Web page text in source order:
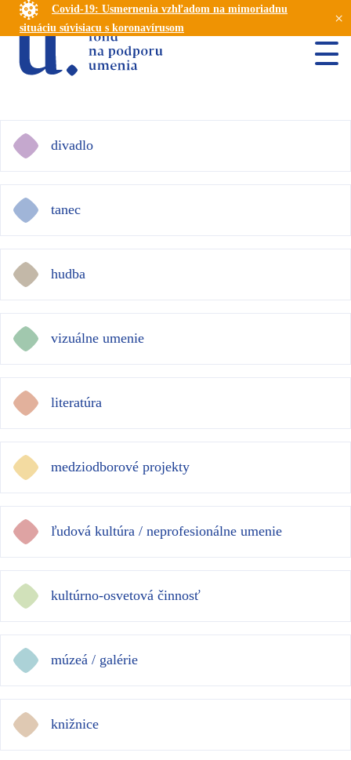
Covid-19: Usmernenia vzhľadom na mimoriadnu
situáciu súvisiacu s koronavírusom
×
divadlo
tanec
hudba
vizuálne umenie
literatúra
medziodborové projekty
ľudová kultúra / neprofesionálne umenie
kultúrno-osvetová činnosť
múzeá / galérie
knižnice